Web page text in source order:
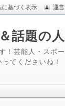
に基づく表示 運
話題の
！芸能人・スポ
てくださいね！